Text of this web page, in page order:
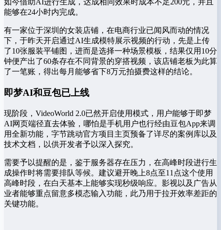
如今借助AI进行生成，达成相同效果时成本不足200元，并且
能够在24小时内完成。
有一家位于深圳的女装店铺，在电商行业已闻风而动的情况
下，于昨天开启通过AI生成模特展示视频的行动，先是上传
了10张服装平铺图，进而是选择一种场景模板，结果仅用10分
钟便产出了60条存在不同背景的穿搭视频，该店铺老板为此算
了一笔账，得出每月能够省下8万元拍摄费这样的结论。
即梦AI和豆包已上线
现阶段，VideoWorld 2.0已然开启使用模式，用户能够于即梦
AI网页端径直去体验，哪怕是手机用户也行经由豆包App来调
用全新功能，字节跳动官方项目主页预备了详尽的案例库以及
技术文档，以供开发者予以深入探究。
需要予以提醒的是，鉴于服务器存在压力，在高峰时段进行生
成操作时将需要排队等候。建议避开晚上8点至11点这个使用
高峰时段，在白天基本上能够实现秒级响应。影视以及广告从
业者能够重点留意多模态输入功能，此乃用于拉开效率差距的
关键功能。